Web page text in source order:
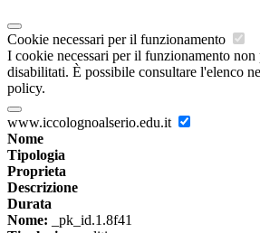
Cookie necessari per il funzionamento
I cookie necessari per il funzionamento non
disabilitati. È possibile consultare l'elenco
policy.
www.iccolognoalserio.edu.it
Nome
Tipologia
Proprieta
Descrizione
Durata
Nome: _pk_id.1.8f41